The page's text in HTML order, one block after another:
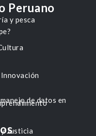
y pesca
Justicia
Peruano
de datos en